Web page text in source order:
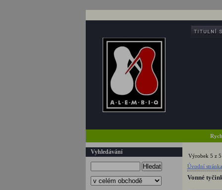
Vyhledávání
Hledat
Výrobek 5 z
Úvodní stránka
Vonné